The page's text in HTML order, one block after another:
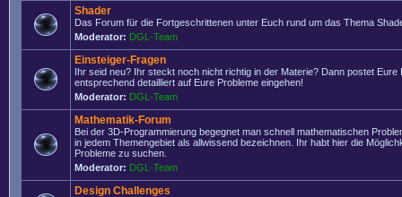
Shader
Das Forum für die Fortgeschrittenen unter Euch rund um das Thema
Moderator: DGL-Team
Einsteiger-Fragen
Ihr seid neu? Ihr steckt noch nicht richtig in der Materie? Dann postet Eure
entsprechend detailliert auf Eure Probleme eingehen!
Moderator: DGL-Team
Mathematik-Forum
Bei der 3D-Programmierung begegnet man schnell mathematischen
in jedem Themengebiet als allwissend bezeichnen. Ihr habt hier die
Probleme zu suchen.
Moderator: DGL-Team
Design Challenges